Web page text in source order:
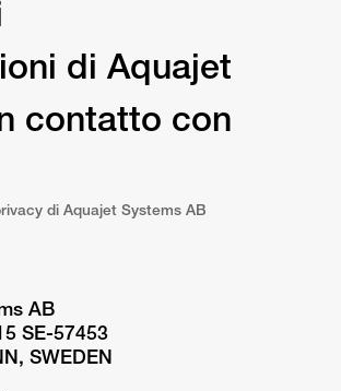
di Aquajet
contatto con
di Aquajet Systems AB
AB
SE-57453
SWEDEN